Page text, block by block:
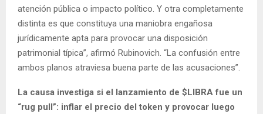
atención pública o impacto político. Y otra completamente
distinta es que constituya una maniobra engañosa
jurídicamente apta para provocar una disposición
patrimonial típica”, afirmó Rubinovich. “La confusión entre
ambos planos atraviesa buena parte de las acusaciones”.
La causa investiga si el lanzamiento de $LIBRA fue un
“rug pull”: inflar el precio del token y provocar luego